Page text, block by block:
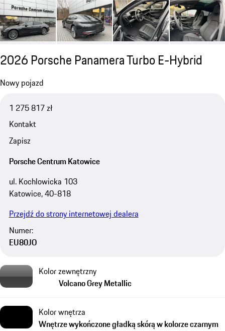
2026 Porsche Panamera Turbo E-Hybrid
Nowy pojazd
1 275 817 zł
Kontakt
Zapisz
Porsche Centrum Katowice
ul. Kochlowicka 103
Katowice, 40-818
Przejdź do strony internetowej dealera
Numer:
EU80JO
Kolor zewnętrzny
Volcano Grey Metallic
Kolor wnętrza
Wnętrze wykończone gładką skórą w kolorze czarnym